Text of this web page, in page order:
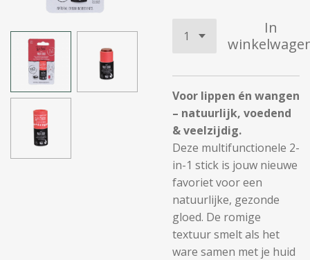
In
Voor lippen én wangen
– natuurlijk, voedend
& veelzijdig.
Deze multifunctionele 2-
in-1 stick is jouw nieuwe
favoriet voor een
natuurlijke, gezonde
gloed. De romige
textuur smelt als het
ware samen met je huid